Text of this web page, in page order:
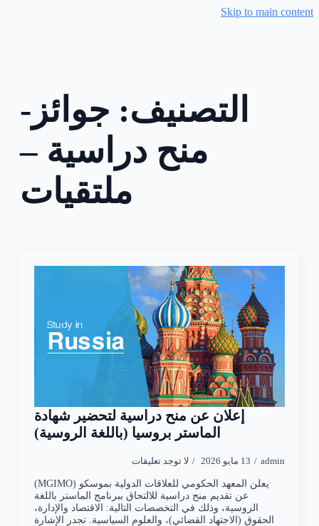
Skip to main content
التصنيف: جوائز-
منح دراسية –
ملتقيات
إعلان عن منح دراسية لتحضير شهادة
الماستر بروسيا (باللغة الروسية)
admin 13 مايو 2026 لا توجد تعليقات
يعلن المعهد الحكومي للعلاقات الدولية بموسكو (MGIMO)
عن تقديم منح دراسية للالتحاق ببرنامج الماستر باللغة
الروسية، وذلك في التخصصات التالية: الاقتصاد والإدارة،
الحقوق (الاجتهاد القضائي)، والعلوم السياسية. تجدر الإشارة